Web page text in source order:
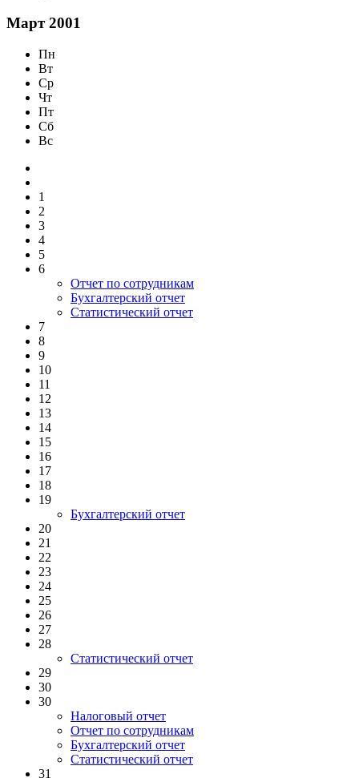
Март 2001
Пн
Вт
Ср
Чт
Пт
Сб
Вс
1
2
3
4
5
6
Отчет по сотрудникам
Бухгалтерский отчет
Статистический отчет
7
8
9
10
11
12
13
14
15
16
17
18
19
Бухгалтерский отчет
20
21
22
23
24
25
26
27
28
Статистический отчет
29
30
30
Налоговый отчет
Отчет по сотрудникам
Бухгалтерский отчет
Статистический отчет
31